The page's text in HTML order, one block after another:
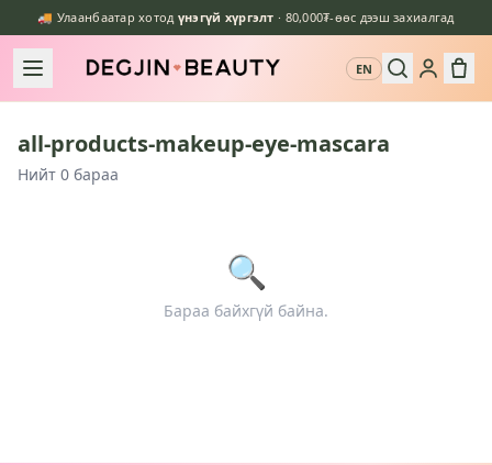
🚚 Улаанбаатар хотод үнэгүй хүргэлт · 80,000₮-өөс дээш захиалгад
EN
all-products-makeup-eye-mascara
Нийт 0 бараа
🔍
Бараа байхгүй байна.